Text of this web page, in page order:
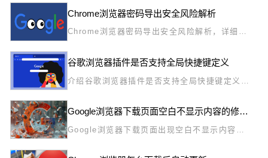
Chrome浏览器密码导出安全风险解析
Chrome浏览器密码导出安全风险解析，详细剖
析密码导出过程中可能出现的安全隐患，帮助用
户有效防范信息泄露。
谷歌浏览器插件是否支持全局快捷键定义
介绍谷歌浏览器插件是否支持全局快捷键定义功
能，帮助用户通过快捷操作提高效率，方便插件
功能调用，实现更快捷的浏览操作。
Google浏览器下载页面空白不显示内容的修复办法
Google浏览器下载页面出现空白不显示内容问
题时，本文分享有效修复办法，帮助用户快速恢
复页面正常显示。